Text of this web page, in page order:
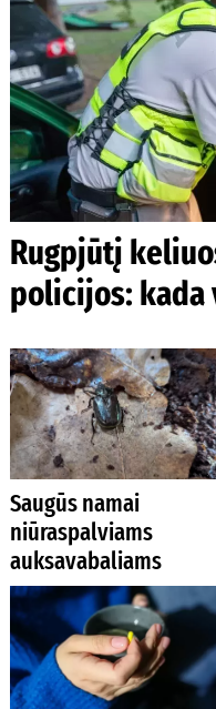
Rugpjūtį
policijos: kada
Saugūs namai
niūraspalviams
auksavabaliams